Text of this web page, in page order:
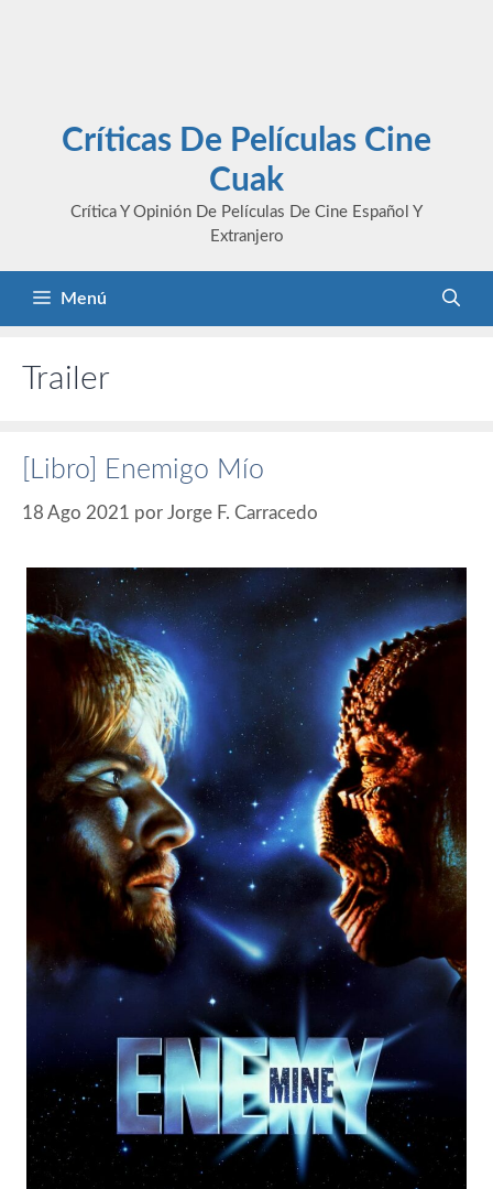
Críticas De Películas Cine
Cuak
Crítica Y Opinión De Películas De Cine Español Y
Extranjero
Menú
Trailer
[Libro] Enemigo Mío
18 Ago 2021 por Jorge F. Carracedo